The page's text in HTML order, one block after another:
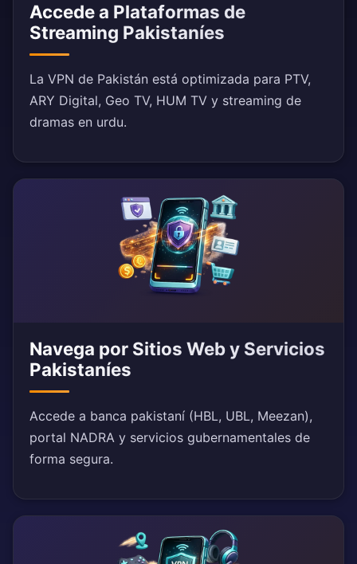
Accede a Plataformas de
Streaming Pakistaníes
La VPN de Pakistán está optimizada para PTV,
ARY Digital, Geo TV, HUM TV y streaming de
dramas en urdu.
Navega por Sitios Web y Servicios
Pakistaníes
Accede a banca pakistaní (HBL, UBL, Meezan),
portal NADRA y servicios gubernamentales de
forma segura.